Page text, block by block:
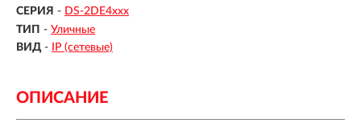
СЕРИЯ - DS-2DE4ххх
ТИП - Уличные
ВИД - IP (сетевые)
ОПИСАНИЕ